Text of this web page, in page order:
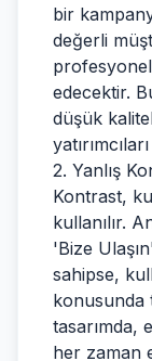
bir
değerli
edecektir.
düşük
2. Yanlış
Kontrast,
kullanılır.
'Bize
sahipse,
konusunda
tasarımda,
her zaman